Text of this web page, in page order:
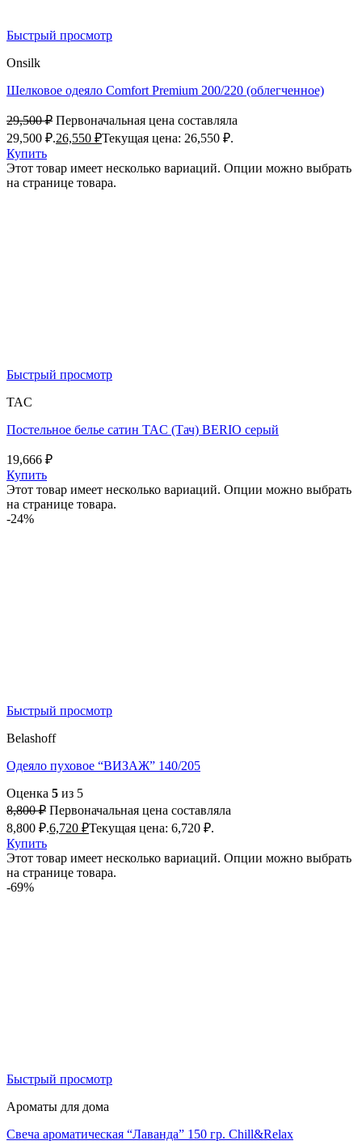
Быстрый просмотр
Onsilk
Шелковое одеяло Comfort Premium 200/220 (облегченное)
29,500₽ Первоначальная цена составляла
29,500 ₽.26,550 ₽Текущая цена: 26,550 ₽.
Купить
Этот товар имеет несколько вариаций. Опции можно выбрать
на странице товара.
Быстрый просмотр
TAC
Постельное белье сатин TAC (Тач) BERIO серый
19,666 ₽
Купить
Этот товар имеет несколько вариаций. Опции можно выбрать
на странице товара.
-24%
Быстрый просмотр
Belashoff
Одеяло пуховое “ВИЗАЖ” 140/205
Оценка 5 из 5
8,800₽ Первоначальная цена составляла
8,800 ₽.6,720 ₽Текущая цена: 6,720 ₽.
Купить
Этот товар имеет несколько вариаций. Опции можно выбрать
на странице товара.
-69%
Быстрый просмотр
Ароматы для дома
Свеча ароматическая “Лаванда” 150 гр. Chill&Relax